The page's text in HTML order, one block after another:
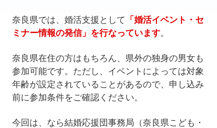
奈良県では、婚活支援として 「婚活イベント・セ
ミナー情報の発信」を行なっています。
奈良県在住の方はもちろん、県外の独身の男女も
参加可能です。ただし、イベントによっては対象
年齢が設定されていることがあるので、申し込み
前に参加条件をご確認ください。
今回は、なら結婚応援団事務局（奈良県こども・